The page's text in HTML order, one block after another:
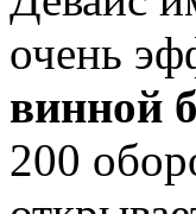
очень
винной
200